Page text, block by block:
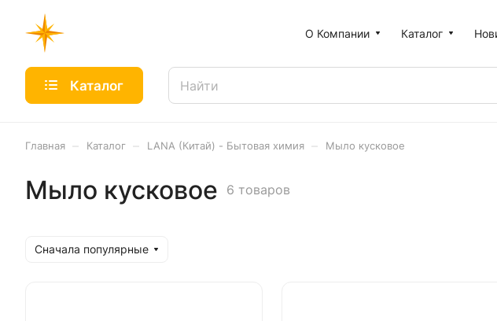
О Компании Каталог
Каталог
Главная Каталог LANA (Китай) - Бытовая химия Мыло кусковое
Мыло кусковое 6 товаров
Сначала популярные